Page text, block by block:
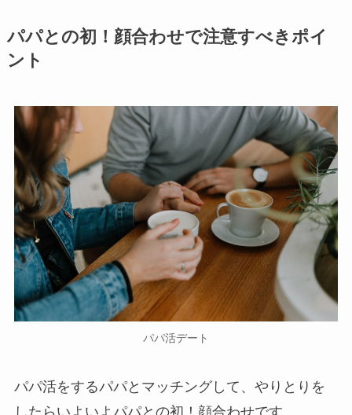
パパとの初！顔合わせで注意すべきポイ
ント
パパ活デート
パパ活をするパパとマッチングして、やりとりを
したらいよいよパパとの初！顔合わせです。